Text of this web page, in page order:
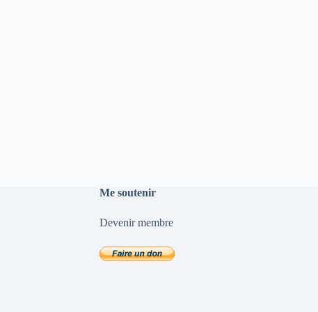
Me soutenir
Devenir membre